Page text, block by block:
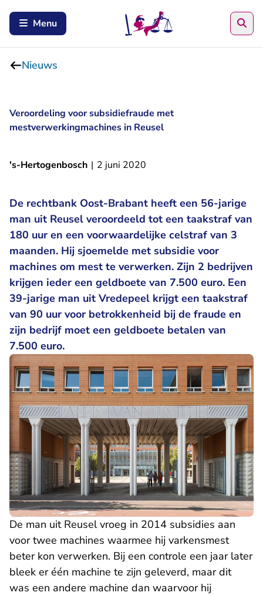
Menu
Nieuws
Veroordeling voor subsidiefraude met
mestverwerkingmachines in Reusel
's-Hertogenbosch | 2 juni 2020
De rechtbank Oost-Brabant heeft een 56-jarige
man uit Reusel veroordeeld tot een taakstraf van
180 uur en een voorwaardelijke celstraf van 3
maanden. Hij sjoemelde met subsidie voor
machines om mest te verwerken. Zijn 2 bedrijven
krijgen ieder een geldboete van 7.500 euro. Een
39-jarige man uit Vredepeel krijgt een taakstraf
van 90 uur voor betrokkenheid bij de fraude en
zijn bedrijf moet een geldboete betalen van
7.500 euro.
De man uit Reusel vroeg in 2014 subsidies aan
voor twee machines waarmee hij varkensmest
beter kon verwerken. Bij een controle een jaar later
bleek er één machine te zijn geleverd, maar dit
was een andere machine dan waarvoor hij